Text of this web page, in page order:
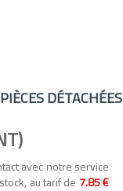
PIÈCES DÉTACHÉES
avec notre service
au tarif de 7.85 €